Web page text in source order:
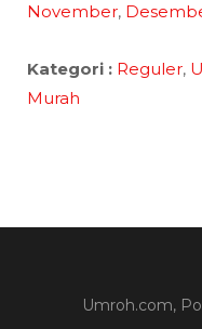
November,
Kategori : Reguler,
Murah
Umroh.com,